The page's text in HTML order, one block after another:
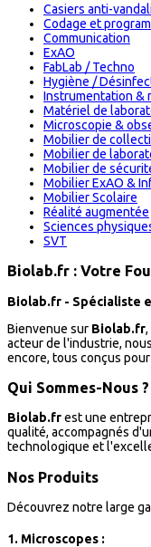
Casiers anti-
Codage et
Communication
ExAO
FabLab / Techno
Hygiène /
Instrumentation &
Matériel de
Microscopie &
Mobilier de
Mobilier de
Mobilier de
Mobilier ExAO &
Mobilier Scolaire
Réalité augmentée
Sciences
SVT
Biolab.fr : Votre
Biolab.fr - Spécialiste
Bienvenue sur Biolab.fr
acteur de l'industrie,
encore, tous conçus
Qui Sommes-Nous ?
Biolab.frest une
qualité, accompagnés
technologique et
Nos Produits
Découvrez notre large
1. Microscopes :